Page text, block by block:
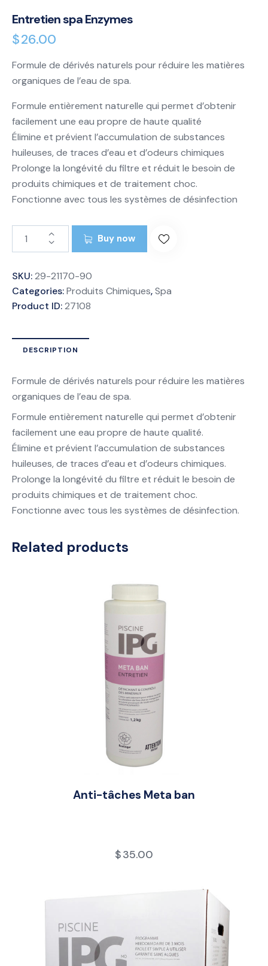
Entretien spa Enzymes
$26.00
Formule de dérivés naturels pour réduire les matières
organiques de l’eau de spa.
Formule entièrement naturelle qui permet d’obtenir
facilement une eau propre de haute qualité
Élimine et prévient l’accumulation de substances
huileuses, de traces d’eau et d’odeurs chimiques
Prolonge la longévité du filtre et réduit le besoin de
produits chimiques et de traitement choc.
Fonctionne avec tous les systèmes de désinfection
Buy now
SKU:29-21170-90
Categories:Produits Chimiques,Spa
Product ID:27108
DESCRIPTION
Formule de dérivés naturels pour réduire les matières
organiques de l’eau de spa.
Formule entièrement naturelle qui permet d’obtenir
facilement une eau propre de haute qualité.
Élimine et prévient l’accumulation de substances
huileuses, de traces d’eau et d’odeurs chimiques.
Prolonge la longévité du filtre et réduit le besoin de
produits chimiques et de traitement choc.
Fonctionne avec tous les systèmes de désinfection.
Related products
Anti-tâches Meta ban
$35.00